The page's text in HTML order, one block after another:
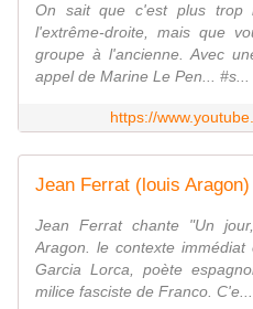
On sait que c'est plus
l'extrême-droite, mais que
groupe à l'ancienne. Avec
appel de Marine Le Pen... #s...
https://
Jean Ferrat chante "Un
Aragon. le contexte
Garcia Lorca, poète
milice fasciste de Franco. C'e...